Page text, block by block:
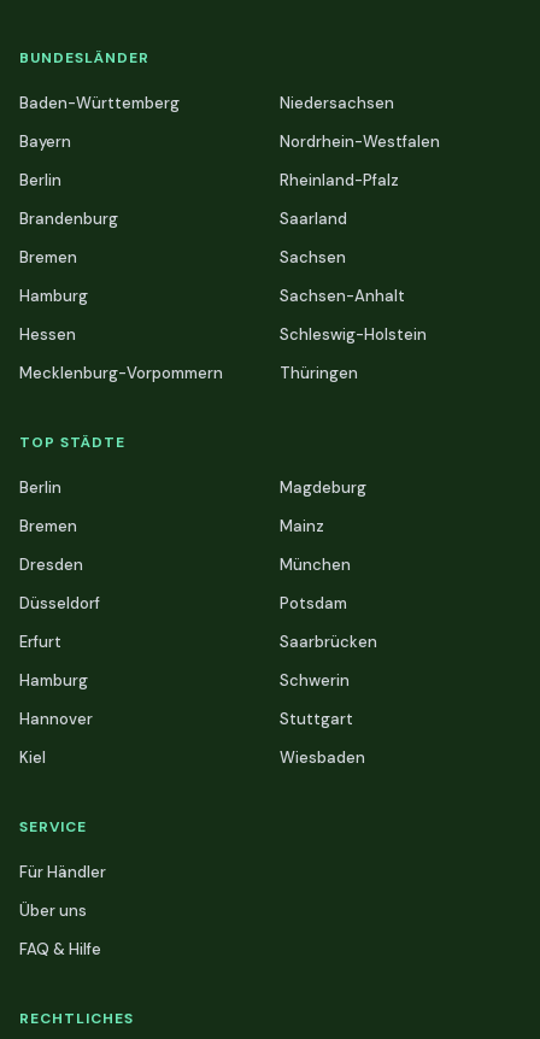
BUNDESLÄNDER
Baden-Württemberg
Bayern
Berlin
Brandenburg
Bremen
Hamburg
Hessen
Mecklenburg-Vorpommern
Niedersachsen
Nordrhein-Westfalen
Rheinland-Pfalz
Saarland
Sachsen
Sachsen-Anhalt
Schleswig-Holstein
Thüringen
TOP STÄDTE
Berlin
Bremen
Dresden
Düsseldorf
Erfurt
Hamburg
Hannover
Kiel
Magdeburg
Mainz
München
Potsdam
Saarbrücken
Schwerin
Stuttgart
Wiesbaden
SERVICE
Für Händler
Über uns
FAQ & Hilfe
RECHTLICHES